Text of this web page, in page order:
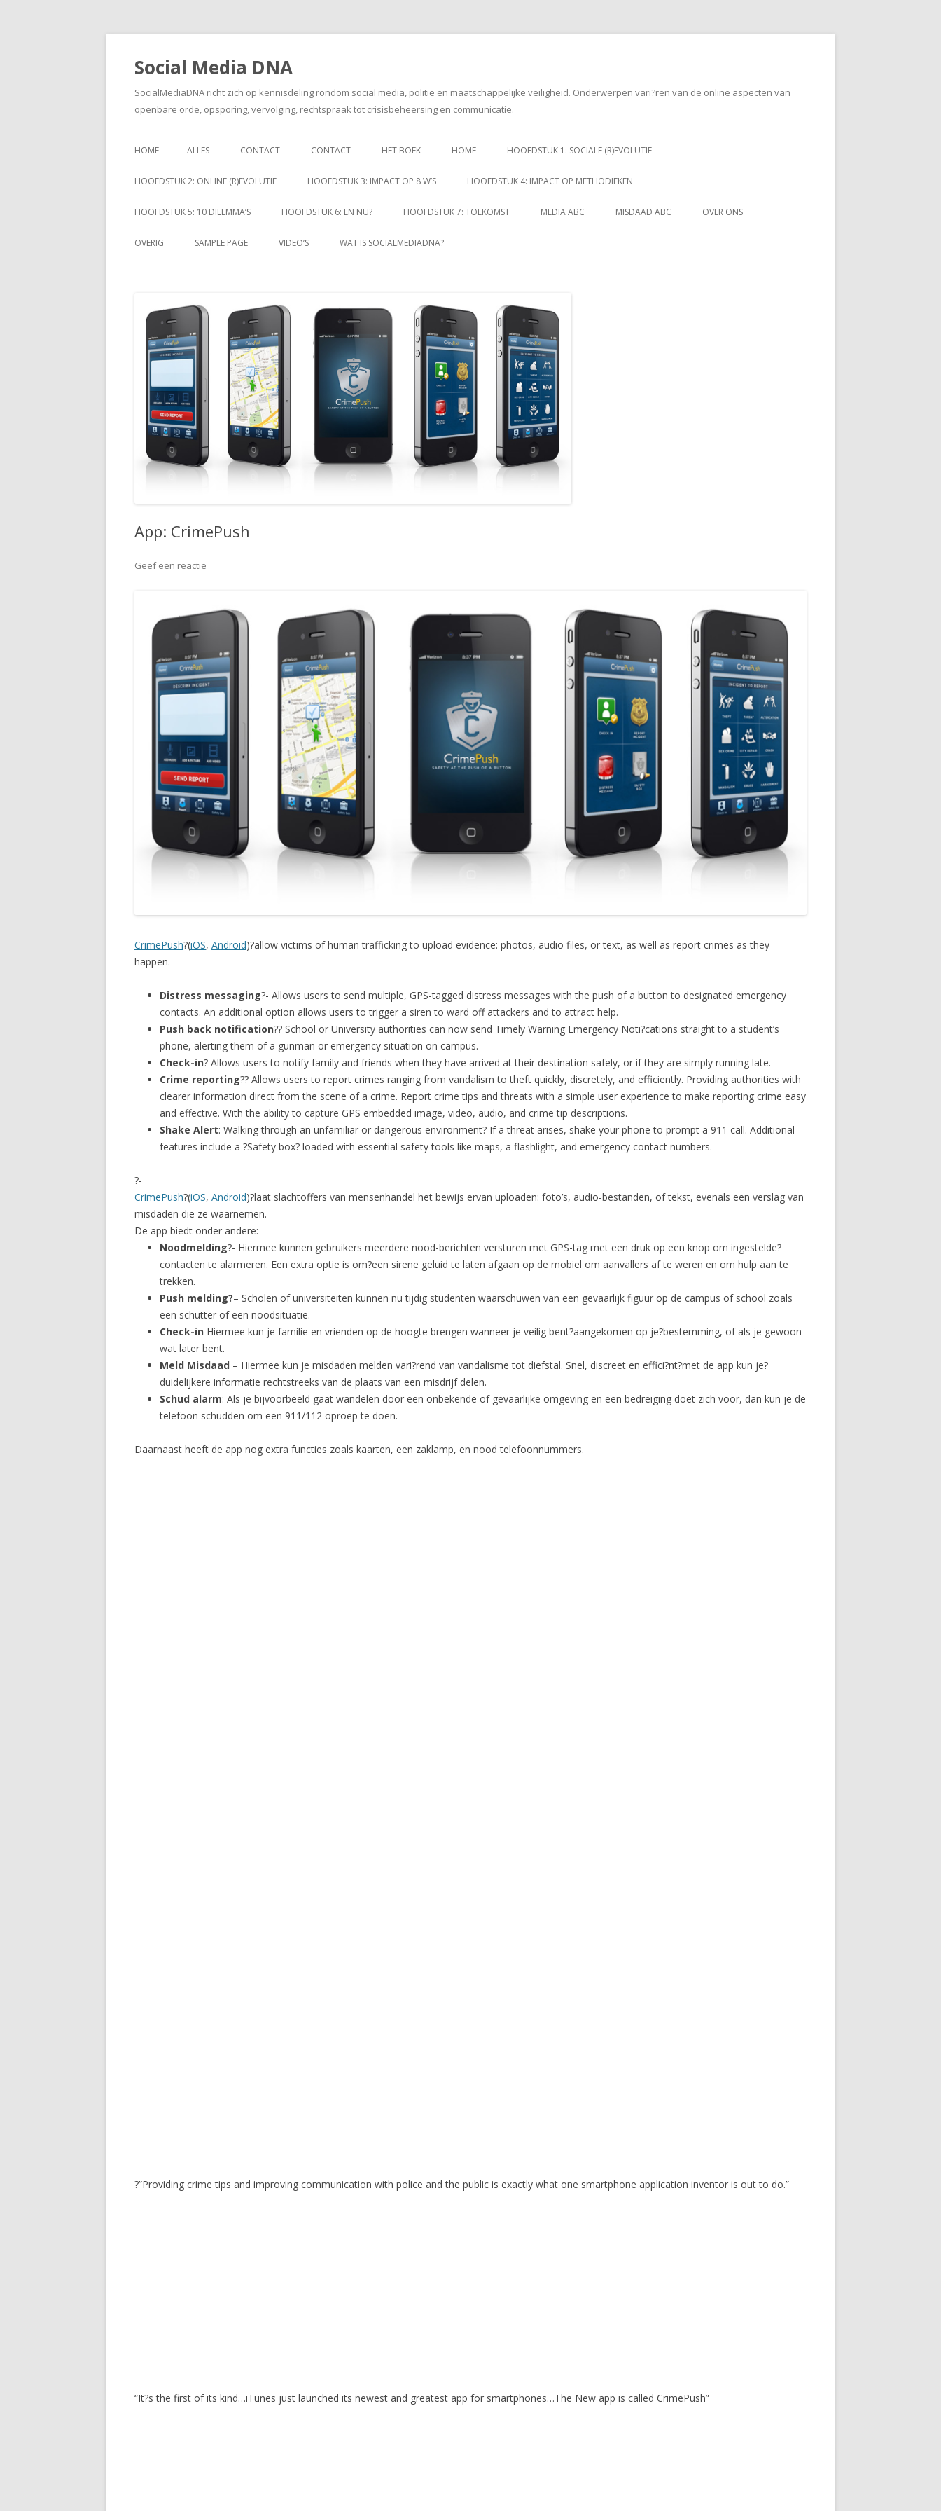
Social Media DNA
SocialMediaDNA richt zich op kennisdeling rondom social media, politie en maatschappelijke veiligheid. Onderwerpen vari?ren van de online aspecten van
openbare orde, opsporing, vervolging, rechtspraak tot crisisbeheersing en communicatie.
naar
HOME ALLES CONTACT CONTACT HET BOEK HOME HOOFDSTUK 1: SOCIALE (R)EVOLUTIE
HOOFDSTUK 2: ONLINE (R)EVOLUTIE HOOFDSTUK 3: IMPACT OP 8 W’S HOOFDSTUK 4: IMPACT OP METHODIEKEN
HOOFDSTUK 5: 10 DILEMMA’S HOOFDSTUK 6: EN NU? HOOFDSTUK 7: TOEKOMST MEDIA ABC MISDAAD ABC OVER ONS
OVERIG SAMPLE PAGE VIDEO’S WAT IS SOCIALMEDIADNA?
App: CrimePush
Geef een reactie
CrimePush?(iOS, Android)?allow victims of human trafficking to upload evidence: photos, audio files, or text, as well as report crimes as they
happen.
Distress messaging?- Allows users to send multiple, GPS-tagged distress messages with the push of a button to designated emergency
contacts. An additional option allows users to trigger a siren to ward off attackers and to attract help.
Push back notification?? School or University authorities can now send Timely Warning Emergency Noti?cations straight to a student’s
phone, alerting them of a gunman or emergency situation on campus.
Check-in? Allows users to notify family and friends when they have arrived at their destination safely, or if they are simply running late.
Crime reporting?? Allows users to report crimes ranging from vandalism to theft quickly, discretely, and efficiently. Providing authorities with
clearer information direct from the scene of a crime. Report crime tips and threats with a simple user experience to make reporting crime easy
and effective. With the ability to capture GPS embedded image, video, audio, and crime tip descriptions.
Shake Alert: Walking through an unfamiliar or dangerous environment? If a threat arises, shake your phone to prompt a 911 call. Additional
features include a ?Safety box? loaded with essential safety tools like maps, a flashlight, and emergency contact numbers.
?-
CrimePush?(iOS, Android)?laat slachtoffers van mensenhandel het bewijs ervan uploaden: foto’s, audio-bestanden, of tekst, evenals een verslag van
misdaden die ze waarnemen.
De app biedt onder andere:
Noodmelding?- Hiermee kunnen gebruikers meerdere nood-berichten versturen met GPS-tag met een druk op een knop om ingestelde?
contacten te alarmeren. Een extra optie is om?een sirene geluid te laten afgaan op de mobiel om aanvallers af te weren en om hulp aan te
trekken.
Push melding?– Scholen of universiteiten kunnen nu tijdig studenten waarschuwen van een gevaarlijk figuur op de campus of school zoals
een schutter of een noodsituatie.
Check-in Hiermee kun je familie en vrienden op de hoogte brengen wanneer je veilig bent?aangekomen op je?bestemming, of als je gewoon
wat later bent.
Meld Misdaad – Hiermee kun je misdaden melden vari?rend van vandalisme tot diefstal. Snel, discreet en effici?nt?met de app kun je?
duidelijkere informatie rechtstreeks van de plaats van een misdrijf delen.
Schud alarm: Als je bijvoorbeeld gaat wandelen door een onbekende of gevaarlijke omgeving en een bedreiging doet zich voor, dan kun je de
telefoon schudden om een 911/112 oproep te doen.
Daarnaast heeft de app nog extra functies zoals kaarten, een zaklamp, en nood telefoonnummers.
?”Providing crime tips and improving communication with police and the public is exactly what one smartphone application inventor is out to do.”
“It?s the first of its kind…iTunes just launched its newest and greatest app for smartphones…The New app is called CrimePush”